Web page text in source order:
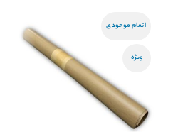
اتمام موجودی
ویژه